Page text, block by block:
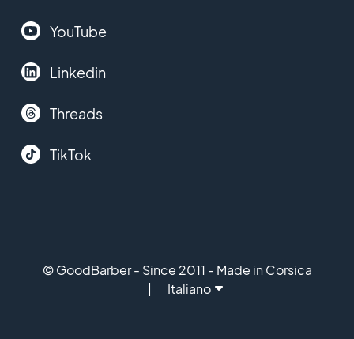
YouTube
Linkedin
Threads
TikTok
© GoodBarber - Since 2011 - Made in Corsica
Italiano